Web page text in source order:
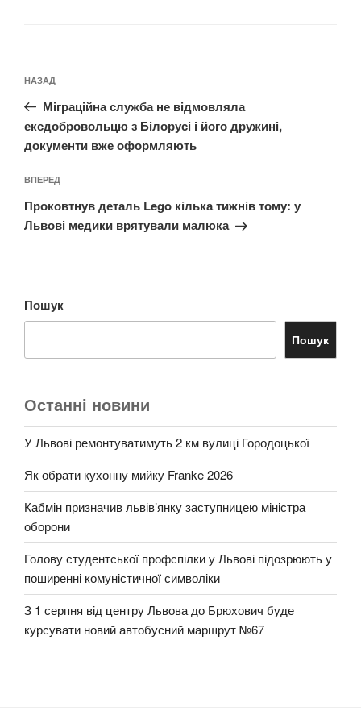
записів
Попередній
запис:
НАЗАД
Міграційна служба не відмовляла
ексдобровольцю з Білорусі і його дружині,
документи вже оформляють
Наступний
запис
ВПЕРЕД
Проковтнув деталь Lego кілька тижнів тому: у
Львові медики врятували малюка
Пошук
Пошук
Останні новини
У Львові ремонтуватимуть 2 км вулиці Городоцької
Як обрати кухонну мийку Franke 2026
Кабмін призначив львів’янку заступницею міністра
оборони
Голову студентської профспілки у Львові підозрюють у
поширенні комуністичної символіки
З 1 серпня від центру Львова до Брюхович буде
курсувати новий автобусний маршрут №67